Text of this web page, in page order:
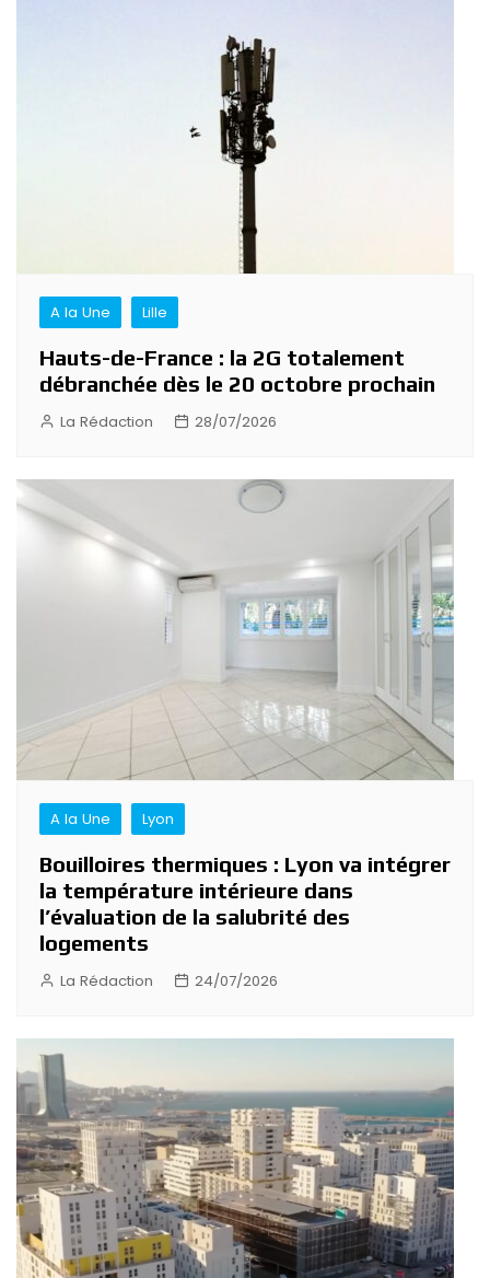
A la Une Lille
Hauts-de-France : la 2G totalement
débranchée dès le 20 octobre prochain
La Rédaction 28/07/2026
A la Une Lyon
Bouilloires thermiques : Lyon va intégrer
la température intérieure dans
l’évaluation de la salubrité des
logements
La Rédaction 24/07/2026